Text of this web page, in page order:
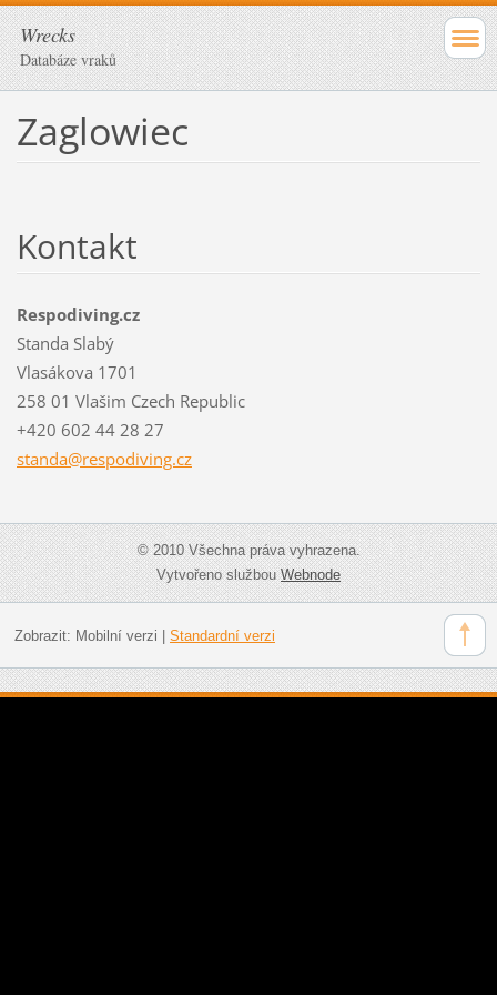
Wrecks
Databáze vraků
Zaglowiec
Kontakt
Respodiving.cz
Standa Slabý
Vlasákova 1701
258 01 Vlašim Czech Republic
+420 602 44 28 27
standa@respodiving.cz
© 2010 Všechna práva vyhrazena.
Vytvořeno službouWebnode
Zobrazit: Mobilní verzi Standardní verzi